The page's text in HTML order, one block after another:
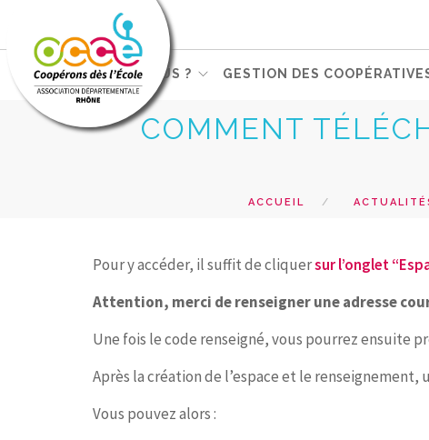
QUI SOMMES-NOUS ? GESTION DES
COMMENT
ACCUEIL
Pour y accéder, il suffit de cliquersur l’onglet
Attention, merci de renseigner une adresse
Une fois le code renseigné, vous pourrez ensuite
Après la création de l’espace et le
Vous pouvez alors :